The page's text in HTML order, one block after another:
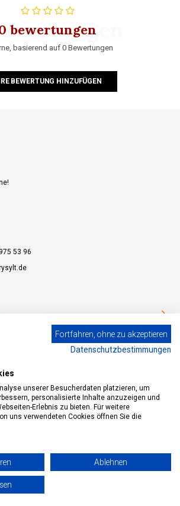
WARENKORB HINZUFÜGEN
bewertungen
basierend auf 0 Bewertungen
BEWERTUNG HINZUFÜGEN
53 96
- Weinhandel und Online Weinversand - Powered by
Fortfahren, ohne zu akzeptieren
Datenschutzbestimmungen
unserer Besucherdaten platzieren, um
personalisierte Inhalte anzuzeigen und
Erlebnis zu bieten. Für weitere
uns verwendeten Cookies öffnen Sie die
Ablehnen